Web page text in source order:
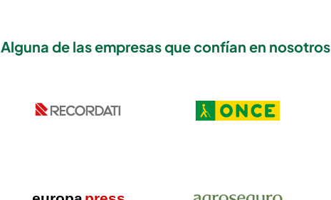
Alguna de las empresas que confían en nosotros ‍‍